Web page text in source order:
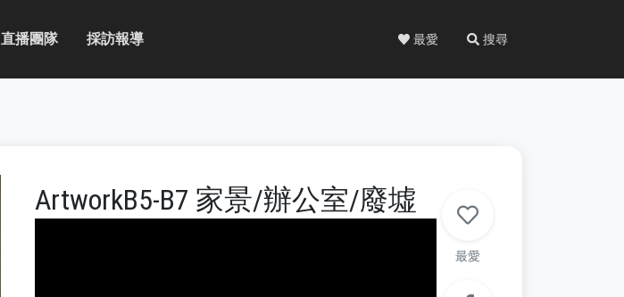
直播團隊 採訪報導 最愛 搜尋
最愛
ArtworkB5-B7 家景/辦公室/廢墟